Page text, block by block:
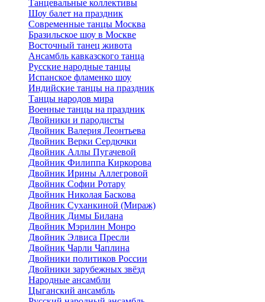
Танцевальные коллективы
Шоу балет на праздник
Современные танцы Москва
Бразильское шоу в Москве
Восточный танец живота
Ансамбль кавказского танца
Русские народные танцы
Испанское фламенко шоу
Индийские танцы на праздник
Танцы народов мира
Военные танцы на праздник
Двойники и пародисты
Двойник Валерия Леонтьева
Двойник Верки Сердючки
Двойник Аллы Пугачевой
Двойник Филиппа Киркорова
Двойник Ирины Аллегровой
Двойник Софии Ротару
Двойник Николая Баскова
Двойник Суханкиной (Мираж)
Двойник Димы Билана
Двойник Мэрилин Монро
Двойник Элвиса Пресли
Двойник Чарли Чаплина
Двойники политиков России
Двойники зарубежных звёзд
Народные ансамбли
Цыганский ансамбль